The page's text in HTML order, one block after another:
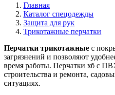
Главная
Каталог спецодежды
Защита для рук
Трикотажные перчатки
Перчатки трикотажные с
загрязнений и позволяют
время работы. Перчатки хб с
строительства и ремонта,
ситуациях.